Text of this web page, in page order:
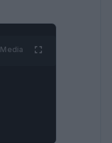
Media